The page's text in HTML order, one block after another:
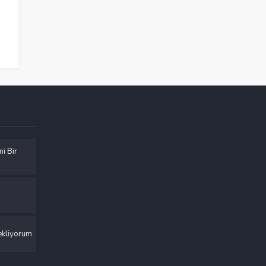
Bir